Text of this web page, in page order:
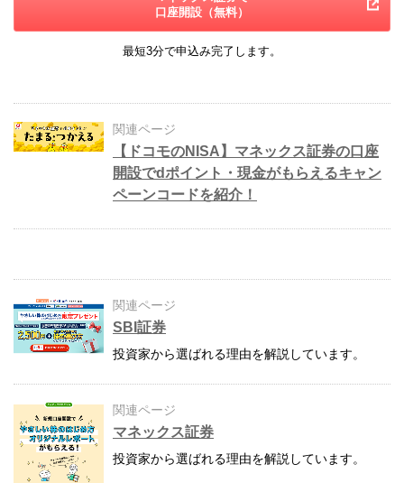
口座開設（無料）
最短3分で申込み完了します。
関連ページ
【ドコモのNISA】マネックス証券の口座
開設でdポイント・現金がもらえるキャン
ペーンコードを紹介！
関連ページ
SBI証券
投資家から選ばれる理由を解説しています。
関連ページ
マネックス証券
投資家から選ばれる理由を解説しています。